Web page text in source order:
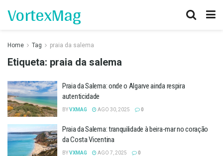
VortexMag
Home Tag praia da salema
Etiqueta: praia da salema
Praia da Salema: onde o Algarve ainda respira
autenticidade
BYVXMAG AGO 30, 2025 0
Praia da Salema: tranquilidade à beira-mar no coração
da Costa Vicentina
BYVXMAG AGO 7, 2025 0